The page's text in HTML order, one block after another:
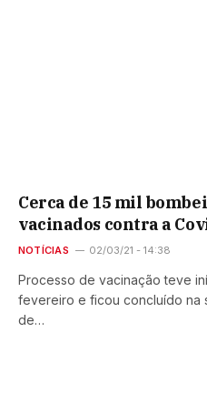
Cerca de 15 mil
vacinados contra a
NOTÍCIAS 02/03/21 - 14:38
Processo de vacinação teve
fevereiro e ficou concluído na
de…